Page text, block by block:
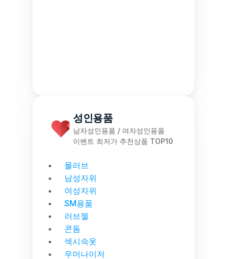
성인용품
남자성인용품 / 여자성인용품
이벤트 최저가 추천상품 TOP10
몰러브
남성자위
여성자위
SM용품
러브젤
콘돔
섹시속옷
우머나이저